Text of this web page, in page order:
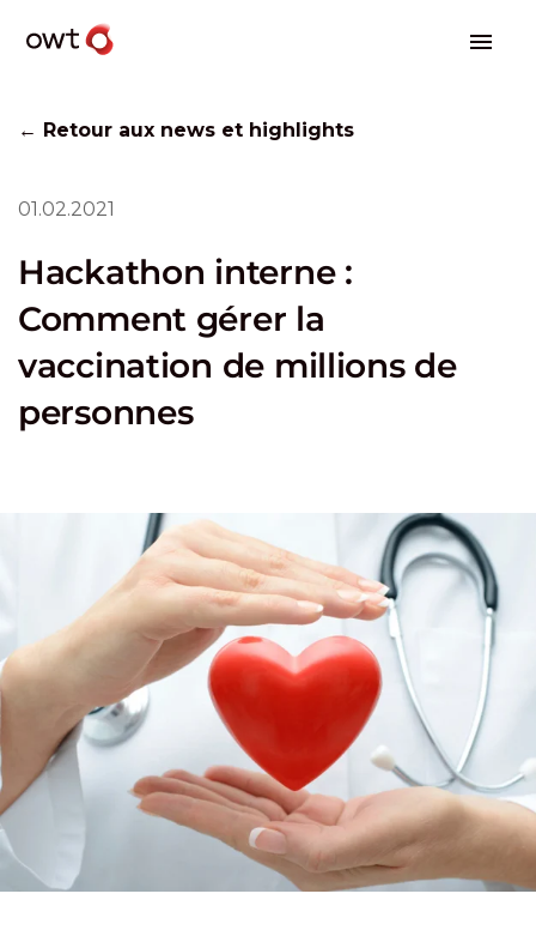
← Retour aux news et highlights
01.02.2021
Hackathon interne :
Comment gérer la
vaccination de millions de
personnes